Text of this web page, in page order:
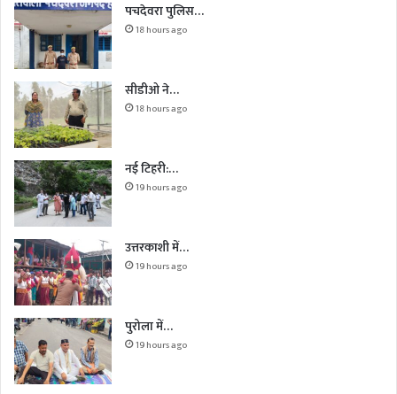
पचदेवरा पुलिस…
18 hours ago
सीडीओ ने…
18 hours ago
नई टिहरी:…
19 hours ago
उत्तरकाशी में…
19 hours ago
पुरोला में…
19 hours ago